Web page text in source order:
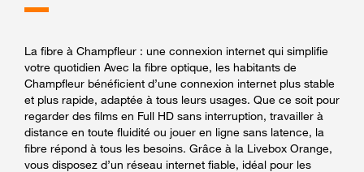
La fibre à Champfleur : une connexion internet qui simplifie
votre quotidien Avec la fibre optique, les habitants de
Champfleur bénéficient d’une connexion internet plus stable
et plus rapide, adaptée à tous leurs usages. Que ce soit pour
regarder des films en Full HD sans interruption, travailler à
distance en toute fluidité ou jouer en ligne sans latence, la
fibre répond à tous les besoins. Grâce à la Livebox Orange,
vous disposez d’un réseau internet fiable, idéal pour les